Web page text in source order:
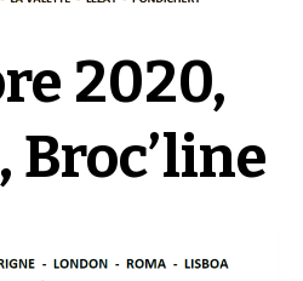
2020,
Broc’line